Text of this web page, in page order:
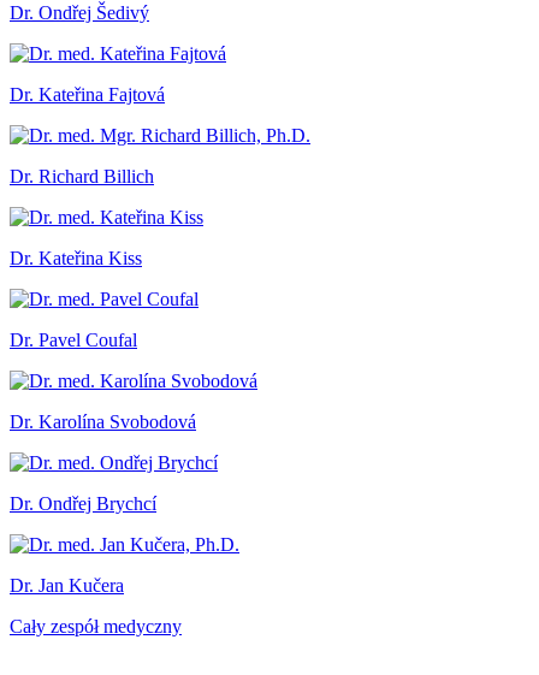
Dr. Ondřej Šedivý
Dr. Kateřina Fajtová
Dr. Richard Billich
Dr. Kateřina Kiss
Dr. Pavel Coufal
Dr. Karolína Svobodová
Dr. Ondřej Brychcí
Dr. Jan Kučera
Cały zespół medyczny